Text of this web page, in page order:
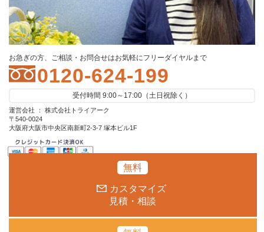
お急ぎの方、ご相談・お問合せはお気軽にフリーダイヤルまで
運営会社 ： 株式会社トライアーク
〒540-0024
大阪府大阪市中央区南新町2-3-7 塚本ビル1F
0120-624-199
受付時間 9:00～17:00（土日祝除く）
無料
カスタマイズ
見積・相談